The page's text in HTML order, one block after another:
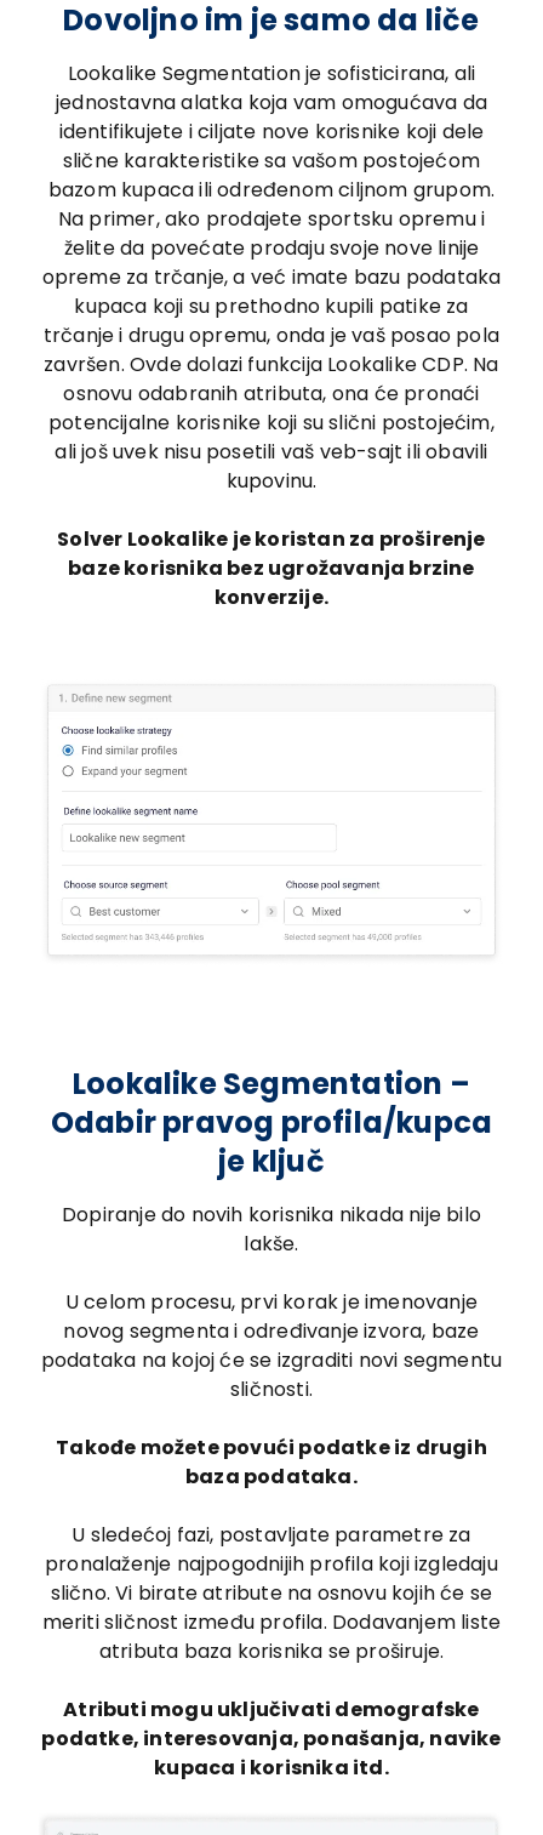
Dovoljno im je samo da liče
Lookalike Segmentation je sofisticirana, ali
jednostavna alatka koja vam omogućava da
identifikujete i ciljate nove korisnike koji dele
slične karakteristike sa vašom postojećom
bazom kupaca ili određenom ciljnom grupom.
Na primer, ako prodajete sportsku opremu i
želite da povećate prodaju svoje nove linije
opreme za trčanje, a već imate bazu podataka
kupaca koji su prethodno kupili patike za
trčanje i drugu opremu, onda je vaš posao pola
završen. Ovde dolazi funkcija Lookalike CDP. Na
osnovu odabranih atributa, ona će pronaći
potencijalne korisnike koji su slični postojećim,
ali još uvek nisu posetili vaš veb-sajt ili obavili
kupovinu.
Solver Lookalike je koristan za proširenje
baze korisnika bez ugrožavanja brzine
konverzije.
Lookalike Segmentation –
Odabir pravog profila/kupca
je ključ
Dopiranje do novih korisnika nikada nije bilo
lakše.
U celom procesu, prvi korak je imenovanje
novog segmenta i određivanje izvora, baze
podataka na kojoj će se izgraditi novi segmentu
sličnosti.
Takođe možete povući podatke iz drugih
baza podataka.
U sledećoj fazi, postavljate parametre za
pronalaženje najpogodnijih profila koji izgledaju
slično. Vi birate atribute na osnovu kojih će se
meriti sličnost između profila. Dodavanjem liste
atributa baza korisnika se proširuje.
Atributi mogu uključivati demografske
podatke, interesovanja, ponašanja, navike
kupaca i korisnika itd.